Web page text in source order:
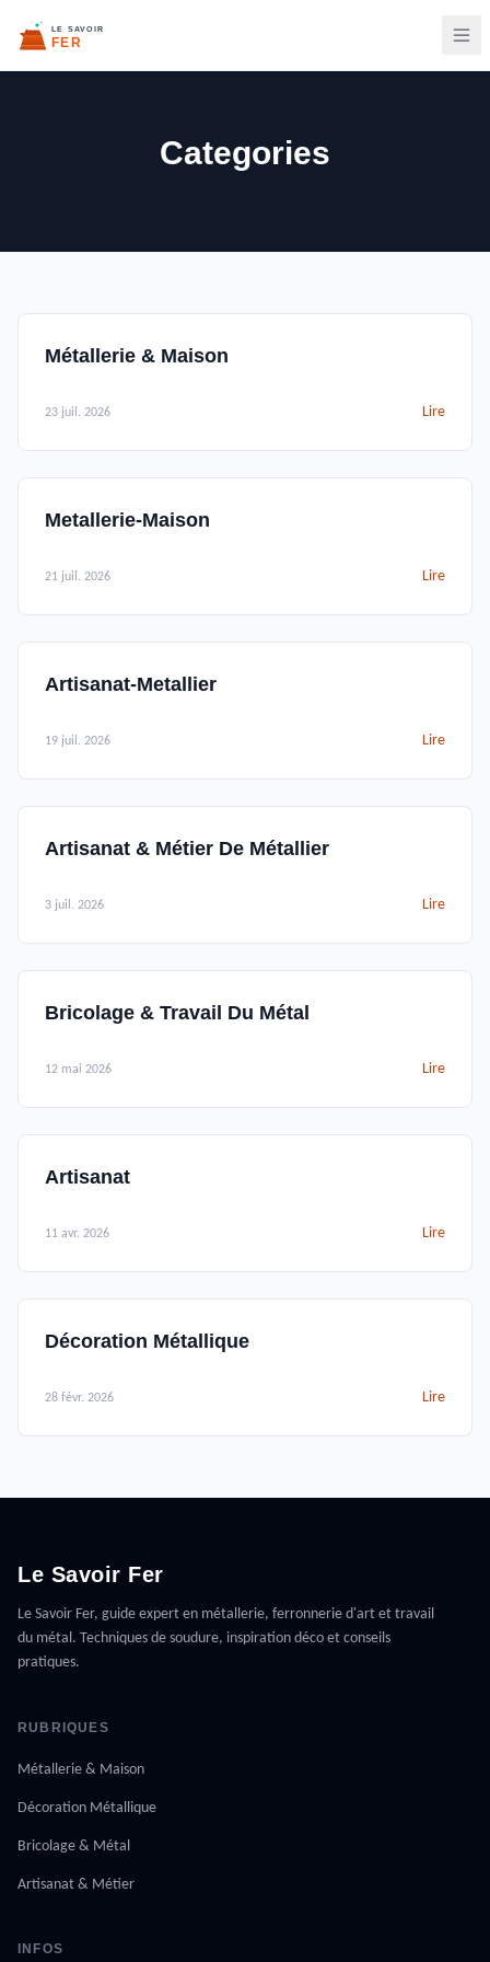
Categories
Métallerie & Maison
23 juil. 2026 Lire
Metallerie-Maison
21 juil. 2026 Lire
Artisanat-Metallier
19 juil. 2026 Lire
Artisanat & Métier De Métallier
3 juil. 2026 Lire
Bricolage & Travail Du Métal
12 mai 2026 Lire
Artisanat
11 avr. 2026 Lire
Décoration Métallique
28 févr. 2026 Lire
Le Savoir Fer
Le Savoir Fer, guide expert en métallerie, ferronnerie d'art et travail
du métal. Techniques de soudure, inspiration déco et conseils
pratiques.
RUBRIQUES
Métallerie & Maison
Décoration Métallique
Bricolage & Métal
Artisanat & Métier
INFOS